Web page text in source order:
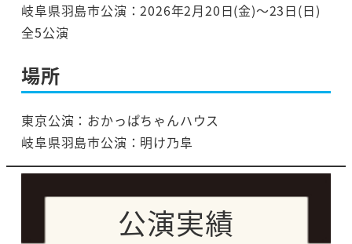
岐阜県羽島市公演：2026年2月20日(金)～23日(日)
全5公演
場所
東京公演：おかっぱちゃんハウス
岐阜県羽島市公演：明け乃阜
公演実績